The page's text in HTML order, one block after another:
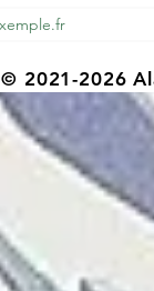
© 2021-2026